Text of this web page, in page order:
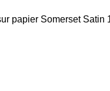
papier Somerset Satin